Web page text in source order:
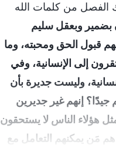
الفصل من كلمات الله
بضمير وبعقل سليم
قبول الحق ومحبته، وما
إلى الإنسانية، وفي
وليست جديرة بأن
جيدًا؟ إنهم غير جديرين
هؤلاء الناس لا يستحقون
مَن يمكنهم التعامل مع